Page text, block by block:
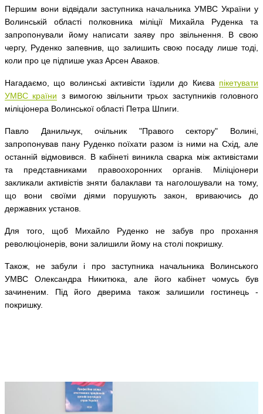
Першим вони відвідали заступника начальника УМВС України у
Волинській області полковника міліції Михайла Руденка та
запропонували йому написати заяву про звільнення. В свою
чергу, Руденко запевнив, що залишить свою посаду лише тоді,
коли про це підпише указ Арсен Аваков.
Нагадаємо, що волинські активісти їздили до Києва пікетувати
УМВС країни з вимогою звільнити трьох заступників головного
міліціонера Волинської області Петра Шпиги.
Павло Данильчук, очільник "Правого сектору" Волині,
запропонував пану Руденко поїхати разом із ними на Схід, але
останній відмовився. В кабінеті виникла сварка між активістами
та представниками правоохоронних органів. Міліціонери
закликали активістів зняти балаклави та наголошували на тому,
що вони своїми діями порушують закон, вриваючись до
державних установ.
Для того, щоб Михайло Руденко не забув про прохання
революціонерів, вони залишили йому на столі покришку.
Також, не забули і про заступника начальника Волинського
УМВС Олександра Никитюка, але його кабінет чомусь був
зачиненим. Під його дверима також залишили гостинець -
покришку.